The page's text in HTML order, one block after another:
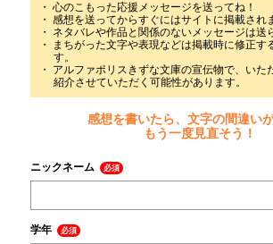
心のこもった応援メッセージを送ってね！
感想を送ってからすぐにはサイトに掲載され
ネタバレや作品と関係のないメッセージは送
まちがった文字や表現などは掲載時に修正す
す。
アルファポリスきずな文庫の宣伝物で、いた
紹介させていただく可能性があります。
感想を書いたら、文字の間違い
もう一度見直そう！
ニックネーム 必須
学年 必須